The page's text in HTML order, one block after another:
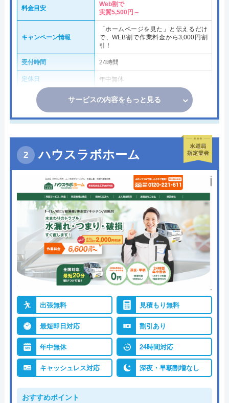
料金目安
Web割で
実質5,500円～
キャンペーン情報
「ホームページを見た」と伝えるだけ
で、WEB割で作業料金から3,000円割
引！
受付時間 24時間
定休日 年中無休
サービスの内容をもっと見る
ハウスラボホーム
出張無料 見積もり無料
最短即日対応 割引あり
年中無休 24時間対応
キャッシュレス対応 深夜・早朝割増なし
おすすめポイント